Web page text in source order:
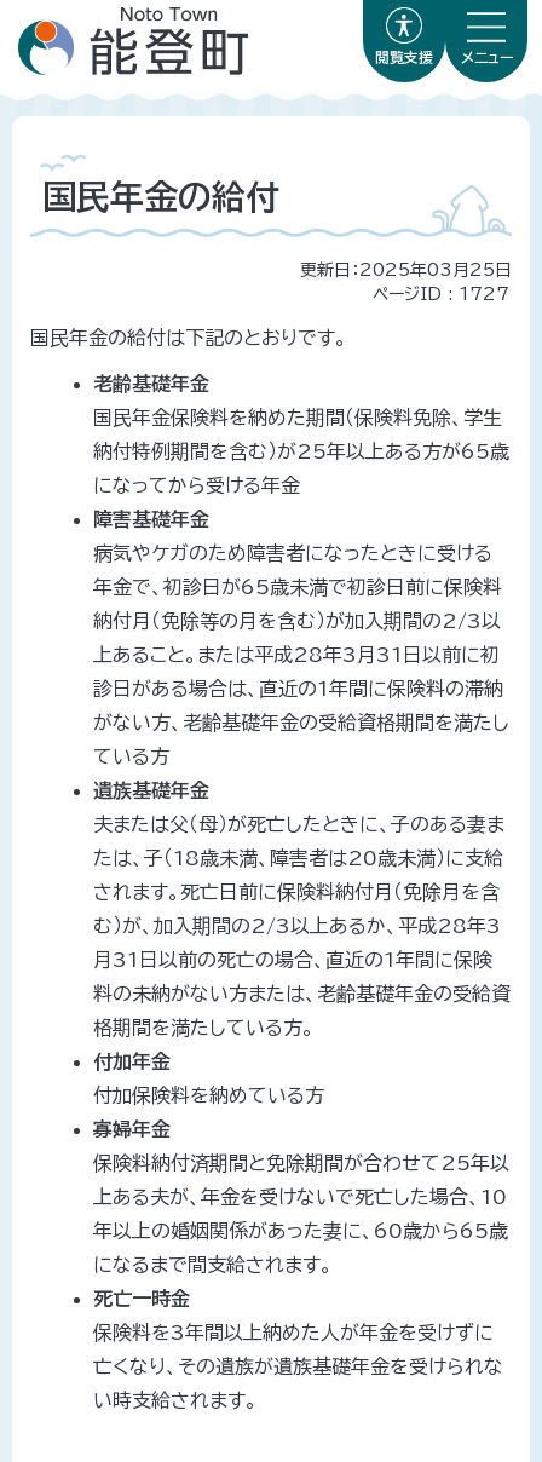
閲覧支援 メニュー
国民年金の給付
更新日：2025年03月25日
ページID : 1727
国民年金の給付は下記のとおりです。
老齢基礎年金
国民年金保険料を納めた期間（保険料免除、学生
納付特例期間を含む）が25年以上ある方が65歳
になってから受ける年金
障害基礎年金
病気やケガのため障害者になったときに受ける
年金で、初診日が65歳未満で初診日前に保険料
納付月（免除等の月を含む）が加入期間の2/3以
上あること。または平成28年3月31日以前に初
診日がある場合は、直近の1年間に保険料の滞納
がない方、老齢基礎年金の受給資格期間を満たし
ている方
遺族基礎年金
夫または父（母）が死亡したときに、子のある妻ま
たは、子（18歳未満、障害者は20歳未満）に支給
されます。死亡日前に保険料納付月（免除月を含
む）が、加入期間の2/3以上あるか、平成28年3
月31日以前の死亡の場合、直近の1年間に保険
料の未納がない方または、老齢基礎年金の受給資
格期間を満たしている方。
付加年金
付加保険料を納めている方
寡婦年金
保険料納付済期間と免除期間が合わせて25年以
上ある夫が、年金を受けないで死亡した場合、10
年以上の婚姻関係があった妻に、60歳から65歳
になるまで間支給されます。
死亡一時金
保険料を3年間以上納めた人が年金を受けずに
亡くなり、その遺族が遺族基礎年金を受けられな
い時支給されます。